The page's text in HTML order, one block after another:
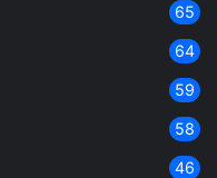
65
64
59
58
46